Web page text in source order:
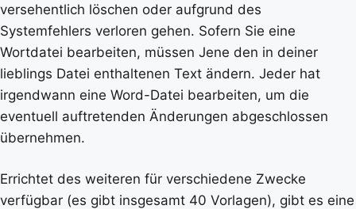
versehentlich löschen oder aufgrund des
Systemfehlers verloren gehen. Sofern Sie eine
Wortdatei bearbeiten, müssen Jene den in deiner
lieblings Datei enthaltenen Text ändern. Jeder hat
irgendwann eine Word-Datei bearbeiten, um die
eventuell auftretenden Änderungen abgeschlossen
übernehmen.
Errichtet des weiteren für verschiedene Zwecke
verfügbar (es gibt insgesamt 40 Vorlagen), gibt es eine